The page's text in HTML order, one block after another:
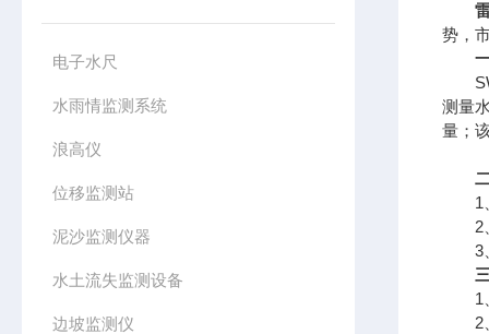
电子水尺
水雨情监测系统
浪高仪
位移监测站
泥沙监测仪器
水土流失监测设备
边坡监测仪
势，
测量
量；
1、
2、
3、
1、
2、